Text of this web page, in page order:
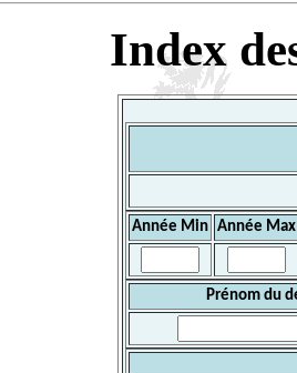
Index
Année Min Année Max
Prénom du